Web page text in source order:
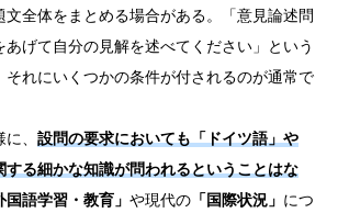
文全体をまとめる場合がある。「意見論述問
あげて自分の見解を述べてください」という
それにいくつかの条件が付されるのが通常で
、 設問の要求においても「ドイツ語」や
する細かな知識が問われるということはな
国語学習・教育」 や現代の 「国際状況」 につ